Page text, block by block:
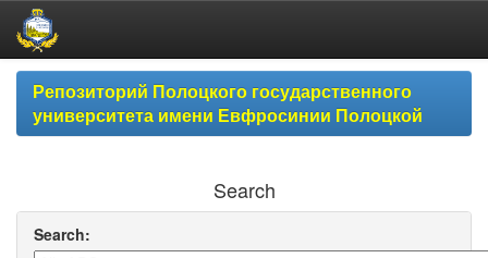
Skip
navigationРепозиторий Полоцкого государственного
университета имени Евфросинии Полоцкой
Search
Search: